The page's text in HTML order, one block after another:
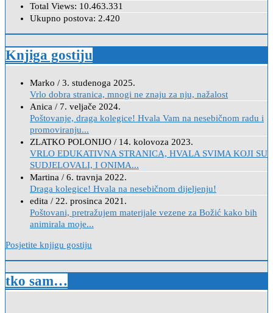
Total Views: 10.463.331
Ukupno postova: 2.420
Knjiga gostiju
Marko / 3. studenoga 2025.
Vrlo dobra stranica, mnogi ne znaju za nju, nažalost
Anica / 7. veljače 2024.
Poštovanje, draga kolegice! Hvala Vam na nesebičnom radu i
promoviranju...
ZLATKO POLONIJO / 14. kolovoza 2023.
VRLO EDUKATIVNA STRANICA, HVALA SVIMA KOJI SU
SUDJELOVALI, I ONIMA...
Martina / 6. travnja 2022.
Draga kolegice! Hvala na nesebičnom dijeljenju!
edita / 22. prosinca 2021.
Poštovani, pretražujem materijale vezene za Božić kako bih
animirala moje...
Posjetite knjigu gostiju
tko sam…